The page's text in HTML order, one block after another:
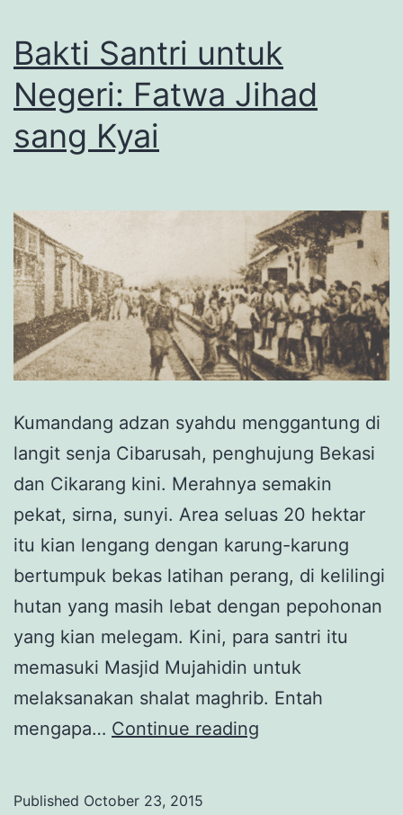
Bakti Santri untuk
Negeri: Fatwa Jihad
sang Kyai
Kumandang adzan syahdu menggantung di
langit senja Cibarusah, penghujung Bekasi
dan Cikarang kini. Merahnya semakin
pekat, sirna, sunyi. Area seluas 20 hektar
itu kian lengang dengan karung-karung
bertumpuk bekas latihan perang, di kelilingi
hutan yang masih lebat dengan pepohonan
yang kian melegam. Kini, para santri itu
memasuki Masjid Mujahidin untuk
melaksanakan shalat maghrib. Entah
mengapa… Continue reading
Published October 23, 2015